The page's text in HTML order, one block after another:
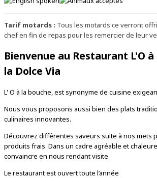
Tarif motards : Tous les motards ce verront
chef en fin de repas pour les remercier de leur
Bienvenue au Restaurant L'O
la Dolce Via
L' O à la bouche, est synonyme de cuisine
Nous vous proposons aussi bien des plats
culinaires innovantes.
Découvrez différentes saveurs suite à nos mets
produits frais. Dans un cadre agréable et
convaincre en nous rendant visite
Le restaurant est ouvert toute l’année